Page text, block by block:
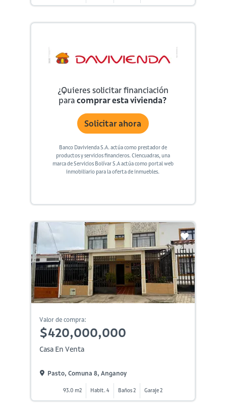
¿Quieres solicitar financiación
paracomprar esta vivienda?
Solicitar ahora
Banco Davivienda S.A. actúa como prestador de
productos y servicios financieros. Ciencuadras, una
marca de Servicios Bolívar S.A actúa como portal web
inmobiliario para la oferta de inmuebles.
Valor de compra:
$420,000,000
Casa En Venta
Pasto, Comuna 8, Anganoy
93.0 m2 Habit. 4 Baños 2 Garaje 2